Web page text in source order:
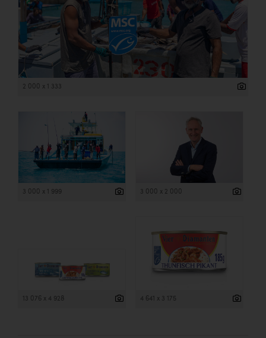
2 000 x 1 333
3 000 x 1 999 3 000 x 2 000
13 076 x 4 928 4 641 x 3 175